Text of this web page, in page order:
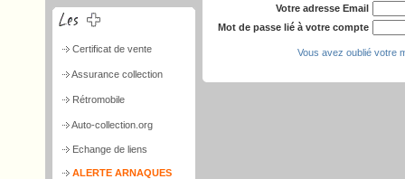
Certificat de vente
Assurance collection
Rétromobile
Auto-collection.org
Echange de liens
ALERTE ARNAQUES
Votre adresse Email
Mot de passe lié à votre compte
Vous avez oublié votre